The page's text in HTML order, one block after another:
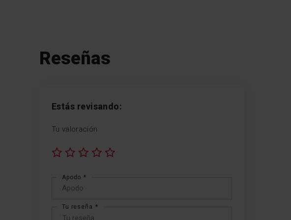
Reseñas
Estás revisando:
Tu valoración
Apodo
Tu reseña